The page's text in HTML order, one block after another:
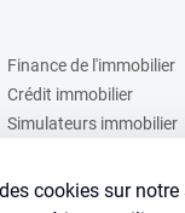
cookies sur notre
Finance de l'immobilier
Crédit immobilier
Simulateurs immobilier